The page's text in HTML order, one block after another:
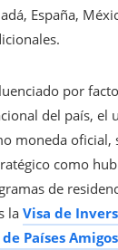
España,
por
del país, el
moneda oficial,
como
de
la Visa de
Países Amigos